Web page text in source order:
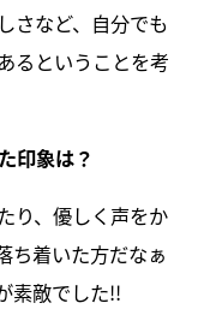
さなど、自分でも
るということを考
印象は？
り、優しく声をか
ち着いた方だなぁ
素敵でした!!